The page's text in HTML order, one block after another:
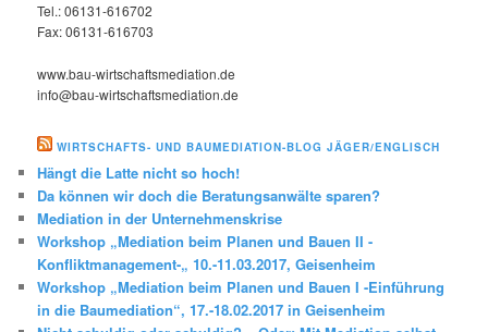
Tel.: 06131-616702
Fax: 06131-616703
www.bau-wirtschaftsmediation.de
info@bau-wirtschaftsmediation.de
WIRTSCHAFTS- UND BAUMEDIATION-BLOG JÄGER/ENGLISCH
Hängt die Latte nicht so hoch!
Da können wir doch die Beratungsanwälte sparen?
Mediation in der Unternehmenskrise
Workshop „Mediation beim Planen und Bauen II -
Konfliktmanagement-„ 10.-11.03.2017, Geisenheim
Workshop „Mediation beim Planen und Bauen I -Einführung
in die Baumediation“, 17.-18.02.2017 in Geisenheim